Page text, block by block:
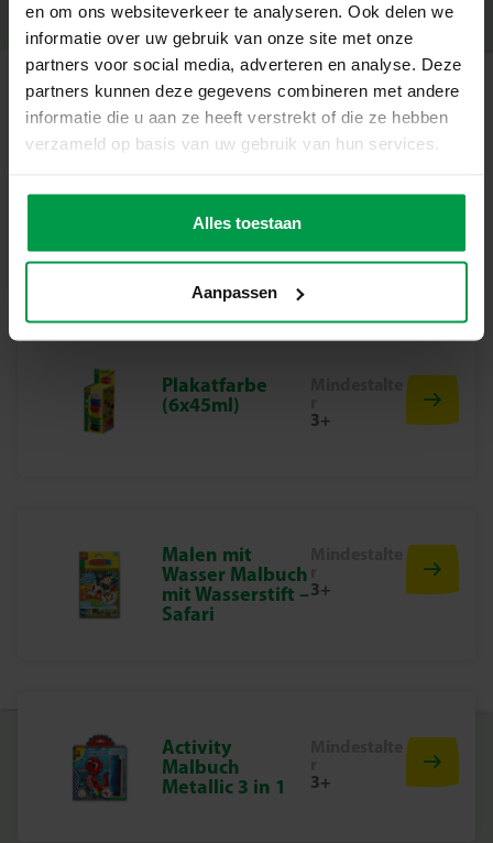
en om ons websiteverkeer te analyseren. Ook delen we
informatie over uw gebruik van onze site met onze
partners voor social media, adverteren en analyse. Deze
partners kunnen deze gegevens combineren met andere
informatie die u aan ze heeft verstrekt of die ze hebben
verzameld op basis van uw gebruik van hun services.
Alles toestaan
Aanpassen
Fördert Kreativität und Feinmotorik
Einfach und macht Spaß
Geeignet ab 3 Jahren
Zeige deine Kreativität
Kreationen oder gemeinsam mit Freunden.
Erschaffe deine eigene Glow-in-the-Dark-Dinosaurierwelt
und genieße stundenlangen Bastelspaß.
Ähnliche Produkte
Plakatfarbe
Glitzer (6x45ml)
Mindestalte
Plakatfarbe
(6x45ml)
3+
Malen mit
Wasser Malbuch
mit Wasserstift –
Safari
3+
Activity
Malbuch
Metallic 3 in 1
3+